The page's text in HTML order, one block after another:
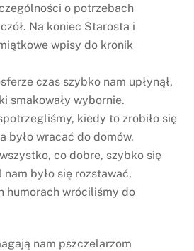
o potrzebach
Na koniec Starosta i
wpisy do kronik
czas szybko nam upłynął,
smakowały wybornie.
kiedy to zrobiło się
było wracać do domów.
co dobre, szybko się
było się rozstawać,
humorach wróciliśmy do
nam pszczelarzom